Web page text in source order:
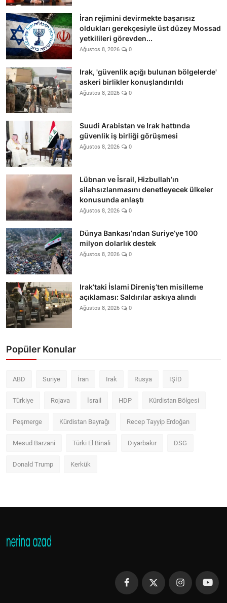
İran rejimini devirmekte başarısız
oldukları gerekçesiyle üst düzey Mossad
yetkilileri görevden...
Ağustos 8, 2026 0
Irak, 'güvenlik açığı bulunan bölgelerde'
askeri birlikler konuşlandırıldı
Ağustos 8, 2026 0
Suudi Arabistan ve Irak hattında
güvenlik iş birliği görüşmesi
Ağustos 8, 2026 0
Lübnan ve İsrail, Hizbullah’ın
silahsızlanmasını denetleyecek ülkeler
konusunda anlaştı
Ağustos 8, 2026 0
Dünya Bankası’ndan Suriye’ye 100
milyon dolarlık destek
Ağustos 8, 2026 0
Irak’taki İslami Direniş’ten misilleme
açıklaması: Saldırılar askıya alındı
Ağustos 8, 2026 0
Popüler Konular
ABD Suriye İran Irak Rusya IŞİD
Türkiye Rojava İsrail HDP Kürdistan Bölgesi
Peşmerge Kürdistan Bayrağı Recep Tayyip Erdoğan
Mesud Barzani Türki El Binali Diyarbakır DSG
Donald Trump Kerkük